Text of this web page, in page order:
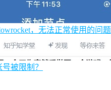
，无法正常使用的问题
被限制？